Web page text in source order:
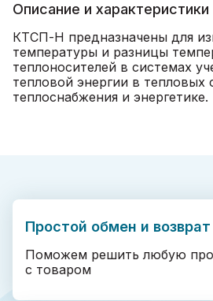
Описание и характеристики
КТСП-Н предназначены для
температуры и разницы
теплоносителей в системах
тепловой энергии в тепловых
теплоснабжения и энергетике.
Простой обмен и возврат
Поможем решить любую
с товаром